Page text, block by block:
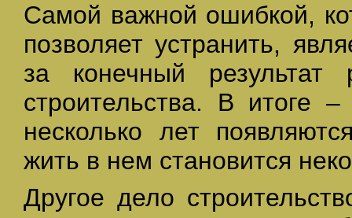
Самой важной ошибкой,
позволяет устранить,
за конечный
строительства. В итоге
несколько лет
жить в нем становится
Другое дело